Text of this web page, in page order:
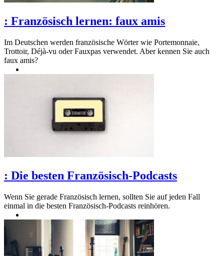
: Französisch lernen: faux amis
Im Deutschen werden französische Wörter wie Portemonnaie,
Trottoir, Déjà-vu oder Fauxpas verwendet. Aber kennen Sie auch
faux amis?
: Die besten Französisch-Podcasts
Wenn Sie gerade Französisch lernen, sollten Sie auf jeden Fall
einmal in die besten Französisch-Podcasts reinhören.